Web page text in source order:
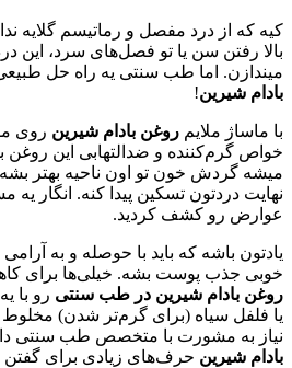
کیه که از درد مفصل و رماتیسم گلایه
بالا رفتن سن یا تو فصل‌های سرد، این
میندازن. اما طب سنتی یه راه حل
بادام شیرین!
با ماساژ ملایم روغن بادام شیرین روی
خواص گرم‌کننده و ضدالتهابی این روغن
میشه گردش خون تو اون ناحیه بهتر
نهایت دردتون تسکین پیدا کنه. انگار
عوارض رو کشف کردید.
یادتون باشه که باید با حوصله و به
خوبی جذب پوست بشه. خیلی‌ها برای
روغن بادام شیرین در طب سنتی رو با
یا فلفل سیاه (برای گرم‌تر شدن) مخلوط
نیاز به مشورت با متخصص طب سنتی
بادام شیرین حرف‌های زیادی برای گفتن